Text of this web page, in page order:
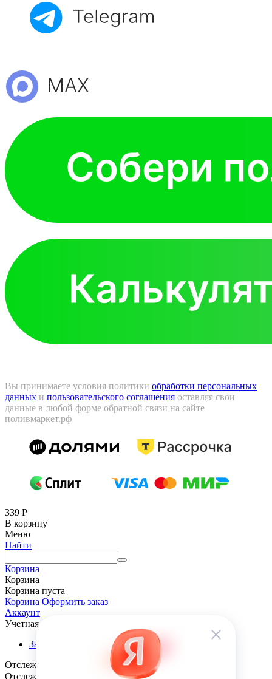
Вы принимаете условия политики обработки персональных
данных и пользовательского соглашения оставляя свои
данные в любой форме обратной связи на сайте
поливмаркет.рф
339 Р
В корзину
Меню
Найти
Корзина
Корзина
Корзина пуста
Корзина Оформить заказ
Аккаунт
Учетная запись
Заказы
Отслеживание заказа
Отслеживание заказа